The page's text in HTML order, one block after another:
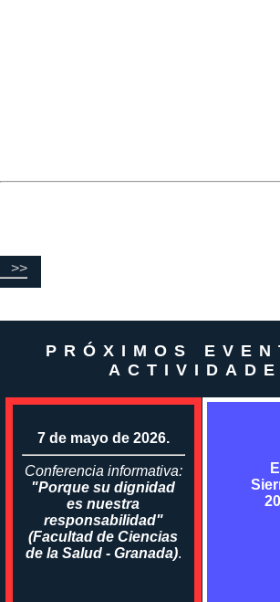
>>
PRÓXIMOS
7 de mayo de 2026.
Conferencia informativa:
"Porque su dignidad
es nuestra
responsabilidad"
(Facultad de Ciencias
de la Salud - Granada).